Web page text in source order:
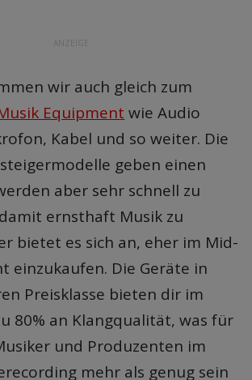
ANZEIGE
wir auch gleich zum
Equipment wie Audio
Kabel und so weiter. Die
geben einen
aber sehr schnell zu
ernsthaft Musik zu
bietet es sich an, eher im Mid-
einzukaufen. Die Geräte in
Preisklasse bieten dir im
80% an Klangqualität, was für
und Produzenten im
mehr als genug sein